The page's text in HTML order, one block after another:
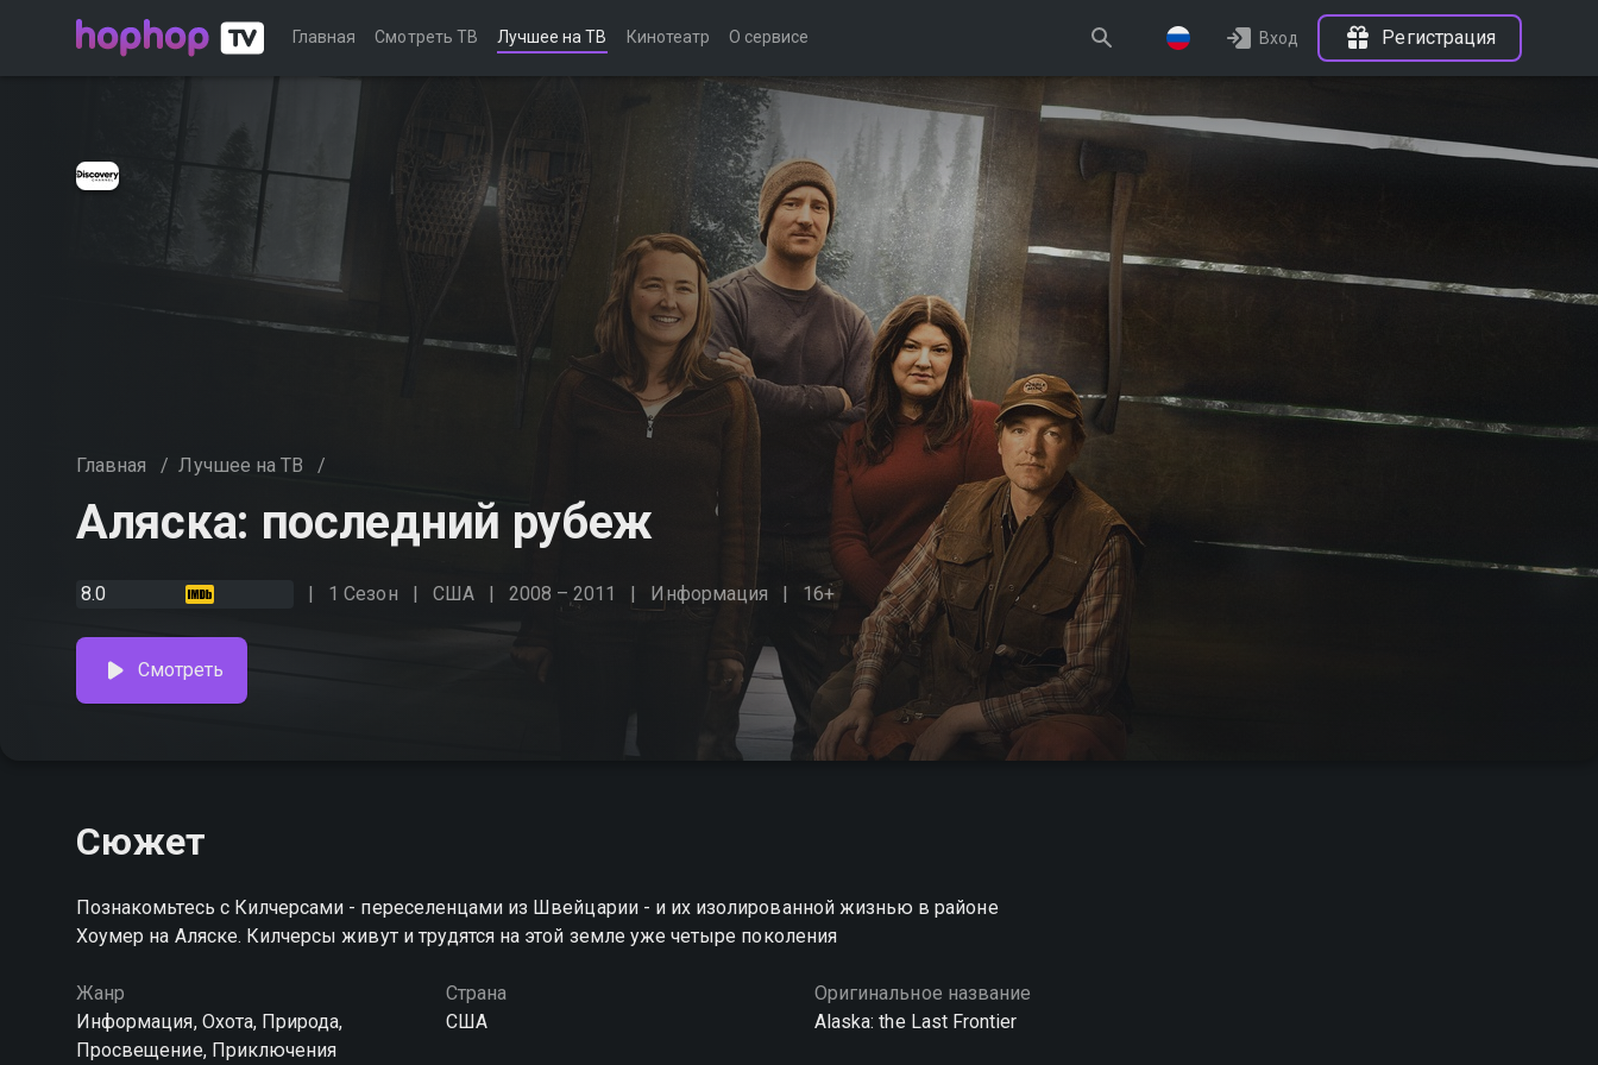
Главная Смотреть ТВ Лучшее на ТВ Кинотеатр О сервисе Вход Регистрация
Главная / Лучшее на ТВ /
Аляска: последний рубеж
8.0 1 Сезон США 2008 – 2011 Информация 16+
Смотреть
Сюжет
Познакомьтесь с Килчерсами - переселенцами из Швейцарии - и их изолированной жизнью в районе
Хоумер на Аляске. Килчерсы живут и трудятся на этой земле уже четыре поколения
Жанр
Информация, Охота, Природа,
Просвещение, Приключения
Страна
США
Оригинальное название
Alaska: the Last Frontier